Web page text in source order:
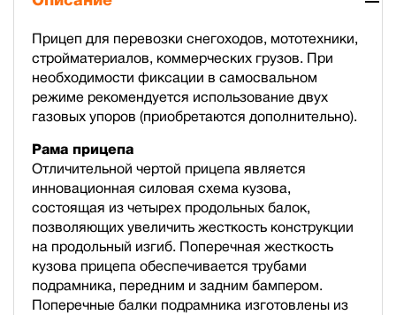
Прицеп для перевозки снегоходов, мототехники,
стройматериалов, коммерческих грузов. При
необходимости фиксации в самосвальном
режиме рекомендуется использование двух
газовых упоров (приобретаются дополнительно).
Рама прицепа
Отличительной чертой прицепа является
инновационная силовая схема кузова,
состоящая из четырех продольных балок,
позволяющих увеличить жесткость конструкции
на продольный изгиб. Поперечная жесткость
кузова прицепа обеспечивается трубами
подрамника, передним и задним бампером.
Поперечные балки подрамника изготовлены из